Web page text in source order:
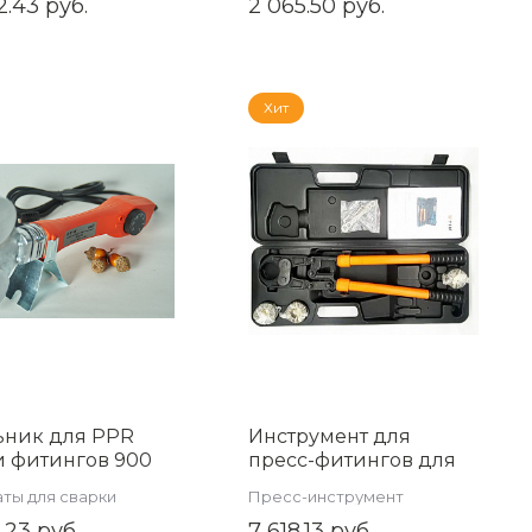
руб.
LMM022B
2 065.50 руб.
для PPR
фитингов 900
TIM арт. WM-08
для сварки
труб
Хит
Инструмент для
пресс-фитингов для
труб TIM, JT1626B
Пресс-инструмент